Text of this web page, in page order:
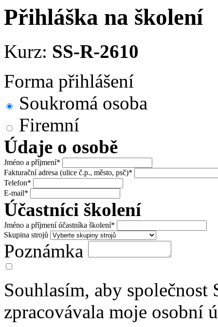
Přihláška na školení
Kurz: SS-R-2610
Forma přihlášení
Soukromá osoba
Firemní
Údaje o osobě
Jméno a příjmení*
Fakturační adresa (ulice č.p., město, psč)*
Telefon*
E-mail*
Účastníci školení
Jméno a příjmení účastníka školení*
Skupina strojů
Poznámka
Souhlasím, aby společnost
zpracovávala moje osobní